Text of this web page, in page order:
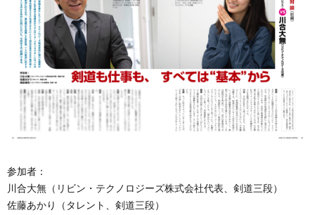
参加者：
川合大無（リビン・テクノロジーズ株式会社代表、剣道三段）
佐藤あかり（タレント、剣道三段）